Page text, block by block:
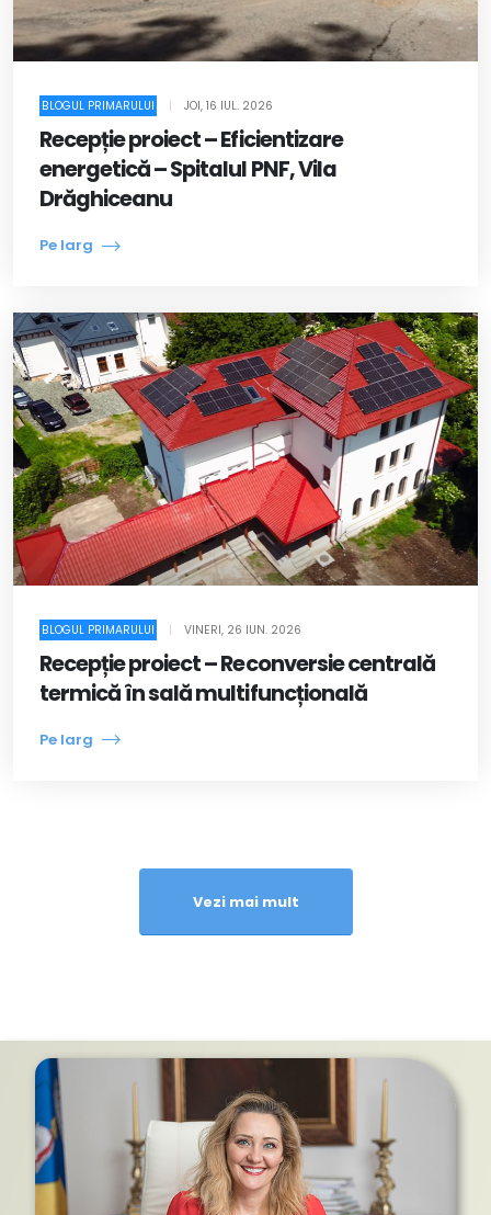
BLOGUL PRIMARULUI JOI, 16 IUL. 2026
Recepție proiect – Eficientizare
energetică – Spitalul PNF, Vila
Drăghiceanu
Pe larg
BLOGUL PRIMARULUI | VINERI, 26 IUN. 2026
Recepție proiect – Reconversie centrală
termică în sală multifuncțională
Pe larg
Vezi mai mult